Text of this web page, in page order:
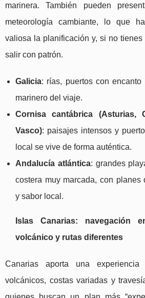
marinera. También pueden
meteorología cambiante, lo que
valiosa la planificación y, si no
salir con patrón.
Galicia: rías, puertos con
marinero del viaje.
Cornisa cantábrica (Asturias,
Vasco): paisajes intensos y
local se vive de forma auténtica.
Andalucía atlántica: grandes
costera muy marcada, con planes
y sabor local.
Islas Canarias: navegación
volcánico y rutas diferentes
Canarias aporta una experiencia
volcánicos, costas variadas y